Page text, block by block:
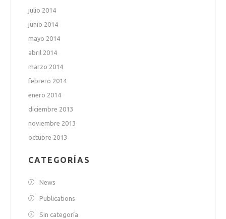
julio 2014
junio 2014
mayo 2014
abril 2014
marzo 2014
febrero 2014
enero 2014
diciembre 2013
noviembre 2013
octubre 2013
CATEGORÍAS
News
Publications
Sin categoría